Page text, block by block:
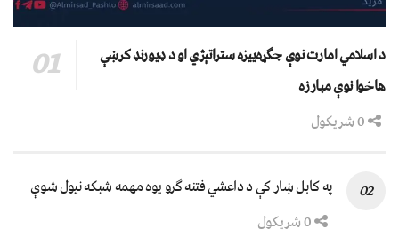
د اسلامي امارت نوې جګړه‌ییزه ستراتېژي او د ډیورنډ کرښې
هاخوا نوې مبارزه
په کابل ښار کې د داعشي فتنه ګرو يوه مهمه شبکه نيول شوې